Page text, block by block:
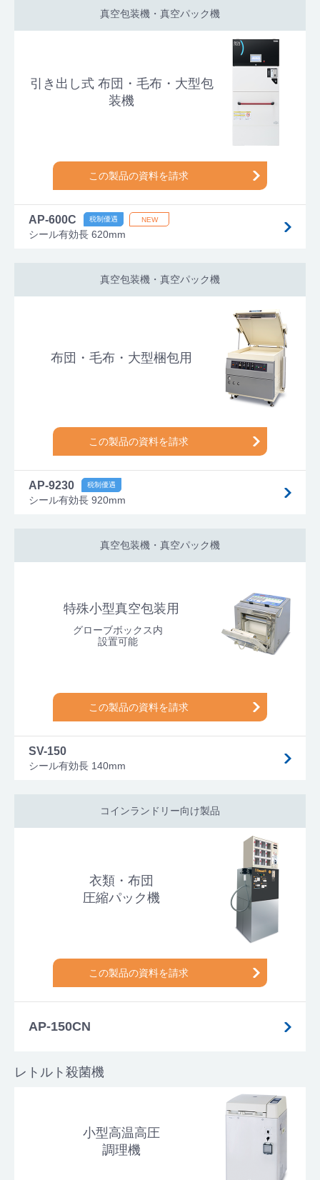
真空包装機・真空パック機
引き出し式 布団・毛布・大型包
装機
この製品の資料を請求
AP-600C
シール有効長 620mm
真空包装機・真空パック機
布団・毛布・大型梱包用
この製品の資料を請求
AP-9230
シール有効長 920mm
真空包装機・真空パック機
特殊小型真空包装用
グローブボックス内
設置可能
この製品の資料を請求
SV-150
シール有効長 140mm
コインランドリー向け製品
衣類・布団
圧縮パック機
この製品の資料を請求
AP-150CN
レトルト殺菌機
小型高温高圧
調理機